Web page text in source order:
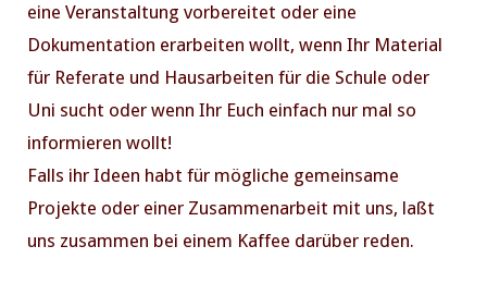
eine Veranstaltung vorbereitet oder eine
Dokumentation erarbeiten wollt, wenn Ihr Material
für Referate und Hausarbeiten für die Schule oder
Uni sucht oder wenn Ihr Euch einfach nur mal so
informieren wollt!
Falls ihr Ideen habt für mögliche gemeinsame
Projekte oder einer Zusammenarbeit mit uns, laßt
uns zusammen bei einem Kaffee darüber reden.